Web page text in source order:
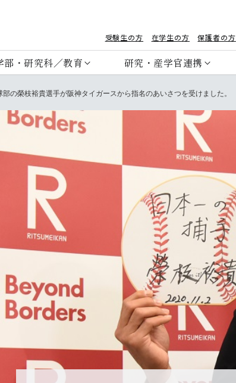
受験生の方
在学生の方 保護者の方
部・研究科／教育 研究・産学官連携
部の榮枝裕貴選手が阪神タイガースから指名のあいさつを受けました。